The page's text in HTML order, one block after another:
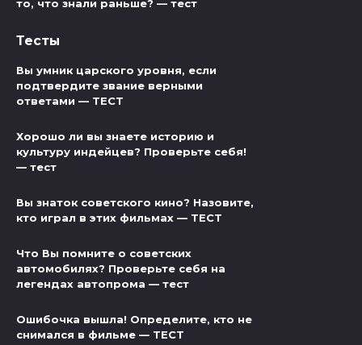
то, что знали раньше? — тест
Тесты
Вы умник царского уровня, если
подтвердите звание верными
ответами — ТЕСТ
Хорошо ли вы знаете историю и
культуру индейцев? Проверьте себя!
— тест
Вы знаток советского кино? Назовите,
кто играл в этих фильмах — ТЕСТ
Что Вы помните о советских
автомобилях? Проверьте себя на
легендах автопрома — тест
Ошибочка вышла! Определите, кто не
снимался в фильме — ТЕСТ